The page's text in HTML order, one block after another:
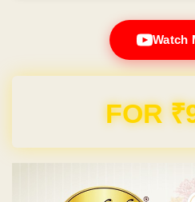
Watch
Domain & Hosting